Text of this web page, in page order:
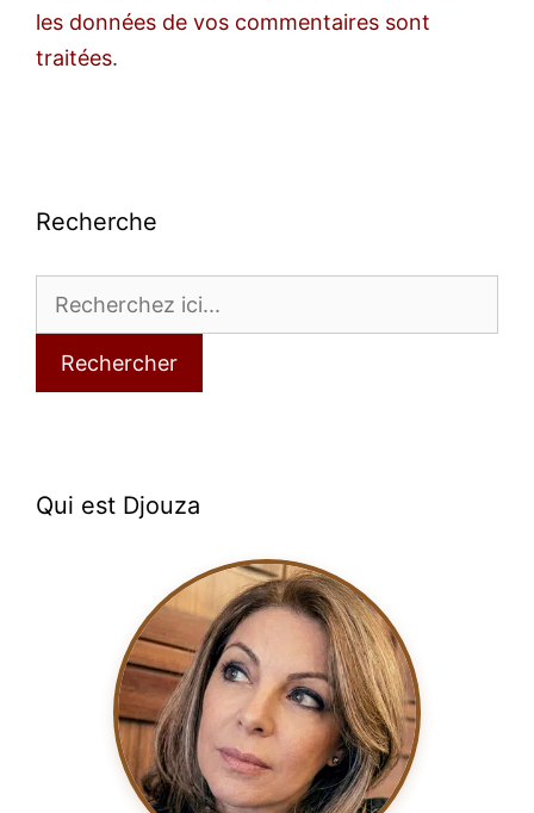
les données de vos commentaires sont
traitées.
Recherche
Rechercher
Qui est Djouza